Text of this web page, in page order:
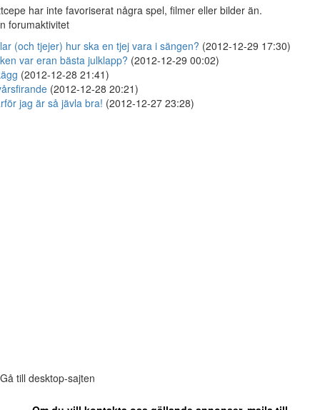
har inte favoriserat några spel, filmer eller bilder än.
forumaktivitet
(och tjejer) hur ska en tjej vara i sängen? (2012-12-29 17:30)
var eran bästa julklapp? (2012-12-29 00:02)
(2012-12-28 21:41)
(2012-12-28 20:21)
jag är så jävla bra! (2012-12-27 23:28)
Gå till desktop-sajten